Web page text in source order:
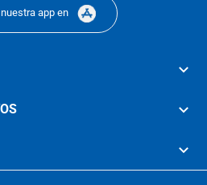
app en